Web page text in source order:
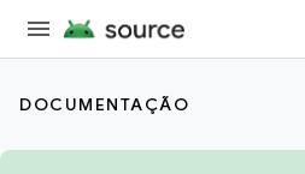
DOCUMENTAÇÃO